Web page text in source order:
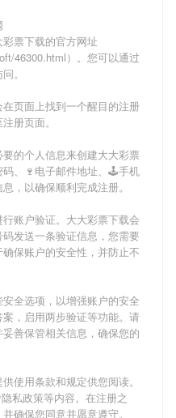
票下载的官方网址
46300.html）。您可以通过
。
页面上找到一个醒目的注册
册页面。
的个人信息来创建大大彩票
码、🍷电子邮件地址、🕹手机
，以确保顺利完成注册。
账户验证。大大彩票下载会
发送一条验证信息，您需要
保账户的安全性，并防止不
全选项，以增强账户的安全
，启用两步验证等功能。请
善保管相关信息，确保您的
使用条款和规定供您阅读。
私政策等内容。在注册之
确保您同意并愿意遵守。